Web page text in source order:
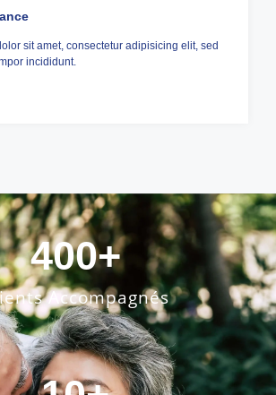
sit amet, consectetur adipisicing elit, sed
incididunt.
Accompagnés
400+